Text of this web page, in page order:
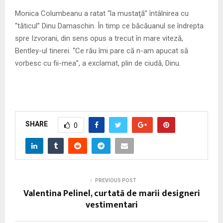
Monica Columbeanu a ratat “la mustaţă” întâlnirea cu
“tăticul” Dinu Damaschin. În timp ce băcăuanul se îndrepta
spre Izvorani, din sens opus a trecut în mare viteză,
Bentley-ul tinerei. “Ce rău îmi pare că n-am apucat să
vorbesc cu fii-mea”, a exclamat, plin de ciudă, Dinu.
SHARE 0
PREVIOUS POST
Valentina Pelinel, curtată de marii designeri
vestimentari